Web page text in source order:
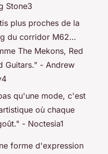
Stone3
plus proches de la
du corridor M62…
The Mekons, Red
Guitars." - Andrew
qu'une mode, c'est
où chaque
- Noctesia1
forme d'expression